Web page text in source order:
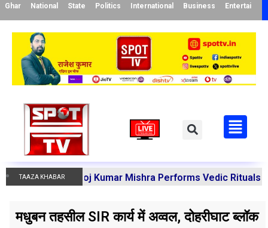
Ghar National State Politics International Business
TAAZA KHABAR
Manoj Kumar Mishra Performs Vedic Rituals for the
मधुबन तहसील SIR कार्य में अव्वल, दोहरीघाट ब्लॉक